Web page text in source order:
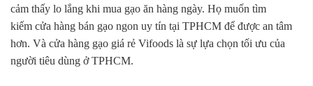
cảm thấy lo lắng khi mua gạo ăn hàng ngày. Họ muốn tìm
kiếm cửa hàng bán gạo ngon uy tín tại TPHCM để được an tâm
hơn. Và cửa hàng gạo giá rẻ Vifoods là sự lựa chọn tối ưu của
người tiêu dùng ở TPHCM.